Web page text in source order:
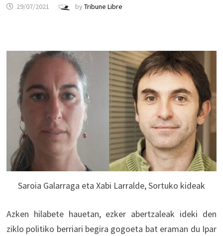
29/07/2021 by Tribune Libre
Saroia Galarraga eta Xabi Larralde, Sortuko kideak
Azken hilabete hauetan, ezker abertzaleak ideki den
ziklo politiko berriari begira gogoeta bat eraman du Ipar